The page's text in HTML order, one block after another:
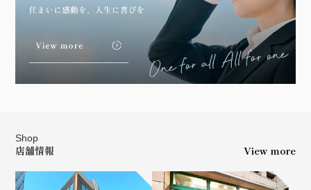
Shop
店舗情報 View more